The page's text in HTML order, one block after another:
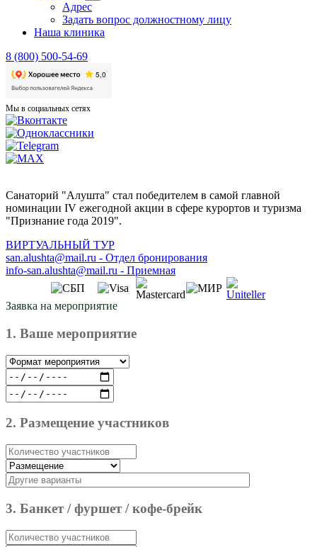
Адрес
Задать вопрос должностному лицу
Наша клиника
8 (800) 500-54-69
Мы в социальных сетях
Санаторий "Алушта" стал победителем в самой главной
номинации IV ежегодной акции в сфере курортов и туризма
"Признание года 2019".
ВИРТУАЛЬНЫЙ ТУР
san.alushta@mail.ru - Отдел бронирования
info-san.alushta@mail.ru - Приемная
Заявка на мероприятие
1. Ваше мероприятие
2. Размещение участников
3. Банкет / фуршет / кофе-брейк